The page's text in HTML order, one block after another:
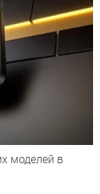
моделей в